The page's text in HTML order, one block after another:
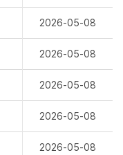
2026-05-08
2026-05-08
2026-05-08
2026-05-08
2026-05-08